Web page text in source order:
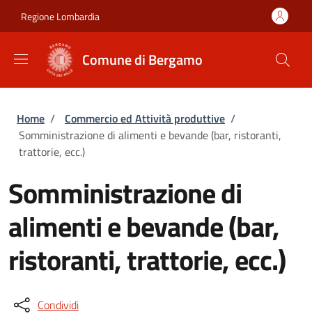
Regione Lombardia
Comune di Bergamo
Briciole di pane
Home / Commercio ed Attività produttive /
Somministrazione di alimenti e bevande (bar, ristoranti,
trattorie, ecc.)
Somministrazione di
alimenti e bevande (bar,
ristoranti, trattorie, ecc.)
Condividi